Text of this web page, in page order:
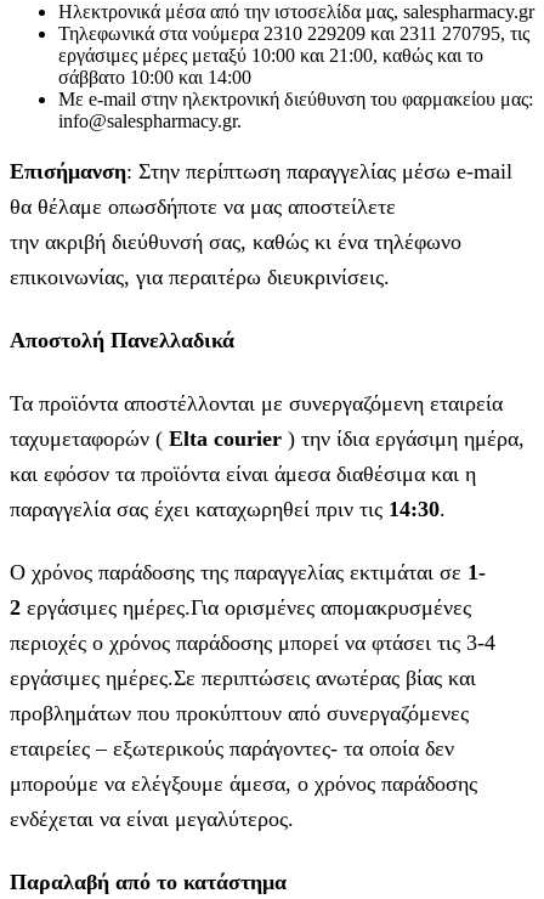
Ηλεκτρονικά μέσα από την ιστοσελίδα μας, salespharmacy.gr
Τηλεφωνικά στα νούμερα 2310 229209 και 2311 270795, τις
εργάσιμες μέρες μεταξύ 10:00 και 21:00, καθώς και το
σάββατο 10:00 και 14:00
Με e-mail στην ηλεκτρονική διεύθυνση του φαρμακείου μας:
info@salespharmacy.gr.
Επισήμανση: Στην περίπτωση παραγγελίας μέσω e-mail
θα θέλαμε οπωσδήποτε να μας αποστείλετε
την ακριβή διεύθυνσή σας, καθώς κι ένα τηλέφωνο
επικοινωνίας, για περαιτέρω διευκρινίσεις.
Αποστολή Πανελλαδικά
Τα προϊόντα αποστέλλονται με συνεργαζόμενη εταιρεία
ταχυμεταφορών ( Elta courier ) την ίδια εργάσιμη ημέρα,
και εφόσον τα προϊόντα είναι άμεσα διαθέσιμα και η
παραγγελία σας έχει καταχωρηθεί πριν τις 14:30.
Ο χρόνος παράδοσης της παραγγελίας εκτιμάται σε 1-
2 εργάσιμες ημέρες.Για ορισμένες απομακρυσμένες
περιοχές ο χρόνος παράδοσης μπορεί να φτάσει τις 3-4
εργάσιμες ημέρες.Σε περιπτώσεις ανωτέρας βίας και
προβλημάτων που προκύπτουν από συνεργαζόμενες
εταιρείες – εξωτερικούς παράγοντες- τα οποία δεν
μπορούμε να ελέγξουμε άμεσα, ο χρόνος παράδοσης
ενδέχεται να είναι μεγαλύτερος.
Παραλαβή από το κατάστημα